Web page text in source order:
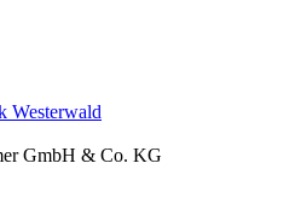
Westerwald
GmbH & Co. KG